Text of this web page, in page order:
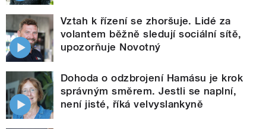
Vztah k řízení se zhoršuje. Lidé za
volantem běžně sledují sociální sítě,
upozorňuje Novotný
Dohoda o odzbrojení Hamásu je krok
správným směrem. Jestli se naplní,
není jisté, říká velvyslankyně